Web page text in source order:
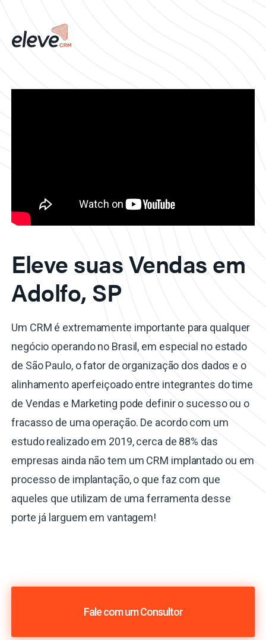
Eleve suas Vendas em
Adolfo, SP
Um CRM é extremamente importante para qualquer
negócio operando no Brasil, em especial no estado
de São Paulo, o fator de organização dos dados e o
alinhamento aperfeiçoado entre integrantes do time
de Vendas e Marketing pode definir o sucesso ou o
fracasso de uma operação. De acordo com um
estudo realizado em 2019, cerca de 88% das
empresas ainda não tem um CRM implantado ou em
processo de implantação, o que faz com que
aqueles que utilizam de uma ferramenta desse
porte já larguem em vantagem!
Fale com um Consultor